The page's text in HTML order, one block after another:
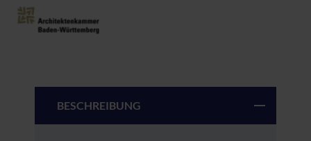
BESCHREIBUNG